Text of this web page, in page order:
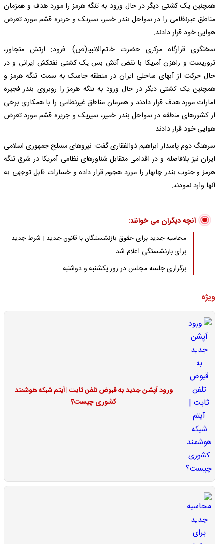
همچنین یک کشتی دیگر در حال ورود به تنگه هرمز را مورد هدف و همزمان
مناطق غیرنظامی را در سواحل بندر خمیر، سیریک و جزیره قشم مورد تعرض
هوایی خود قرار دادند.
سخنگوی قرارگاه مرکزی حضرت خاتم‌الانبیا(ص) افزود: ارتش متجاوز،
تروریست و راهزن آمریکا با نقض آتش بس یک کشتی نفتکش ایرانی و در
حال حرکت از آبهای ساحلی ایران در منطقه جاسک به سمت تنگه هرمز و
همچنین یک کشتی دیگر در حال ورود به تنگه هرمز را روبروی بندر فجیره
امارات مورد هدف قرار دادند و همزمان مناطق غیرنظامی را با همکاری برخی
از کشورهای منطقه در سواحل بندر خمیر، سیریک و جزیره قشم مورد تعرض
هوایی خود قرار دادند.
سرهنگ دوم پاسدار ابراهیم ذوالفقاری گفت: نیروهای مسلح جمهوری اسلامی
ایران نیز بلافاصله و در اقدامی متقابل شناورهای نظامی آمریکا در شرق تنگه
هرمز و جنوب بندر چابهار را مورد هجوم قرار داده و خسارات قابل توجهی به‌
آنها وارد نمودند.
آنچه دیگران می خوانند:
محاسبه جدید برای حقوق بازنشستگان با قانون جدید | شرط جدید
برای بازنشستگی اعلام شد
برگزاری جلسه مجلس در روز یکشنبه و دوشنبه
ویژه
ورود آپشن جدید به قبوض تلفن ثابت | آیتم شبکه هوشمند
کشوری چیست؟